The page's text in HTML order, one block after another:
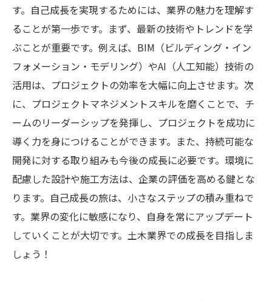
す。自己成長を実現するためには、業界の魅力を理解す
ることが第一歩です。まず、最新の技術やトレンドを学
ぶことが重要です。例えば、BIM（ビルディング・イン
フォメーション・モデリング）やAI（人工知能）技術の
活用は、プロジェクトの効率を大幅に向上させます。次
に、プロジェクトマネジメントスキルを磨くことで、チ
ームのリーダーシップを発揮し、プロジェクトを成功に
導く力を身につけることができます。また、持続可能な
開発に対する取り組みも今後の成長に必要です。環境に
配慮した設計や施工方法は、企業の評価を高める鍵とな
ります。自己成長の旅は、小さなステップの積み重ねで
す。業界の変化に敏感になり、自身を常にアップデート
していくことが大切です。土木業界での成長を目指しま
しょう！